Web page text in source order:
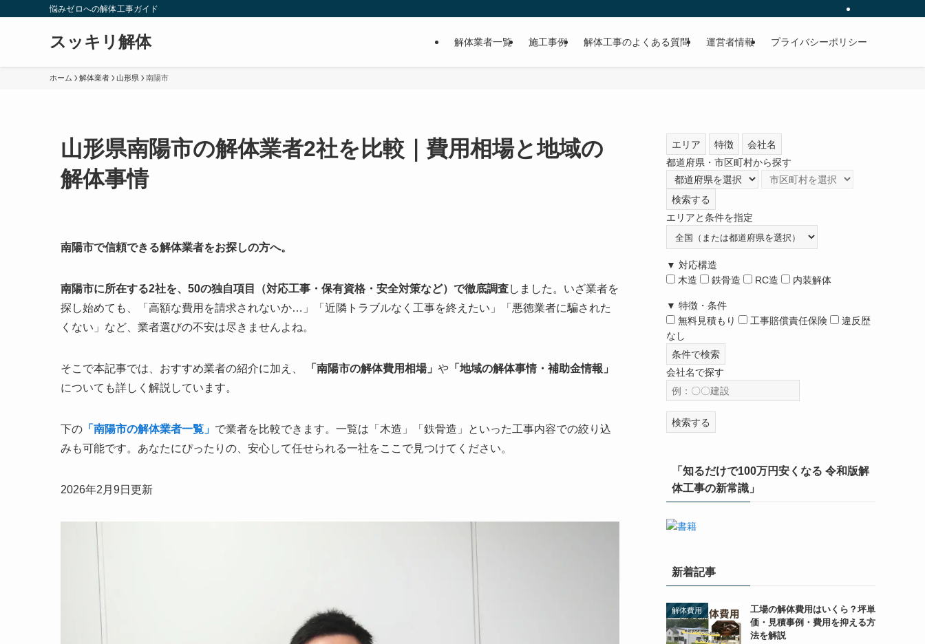
悩みゼロへの解体工事ガイド
スッキリ解体 解体業者一覧 施工事例 解体工事のよくある質問 運営者情報 プライバシーポリシー
ホーム 解体業者 山形県 南陽市
山形県南陽市の解体業者2社を比較｜費用相場と地域の
解体事情
南陽市で信頼できる解体業者をお探しの方へ。
南陽市に所在する2社を、50の独自項目（対応工事・保有資格・安全対策など）で徹底調査しました。いざ業者を
探し始めても、「高額な費用を請求されないか…」「近隣トラブルなく工事を終えたい」「悪徳業者に騙された
くない」など、業者選びの不安は尽きませんよね。
そこで本記事では、おすすめ業者の紹介に加え、 「南陽市の解体費用相場」 や 「地域の解体事情・補助金情報」
についても詳しく解説しています。
下の 「南陽市の解体業者一覧」 で業者を比較できます。一覧は「木造」「鉄骨造」といった工事内容での絞り込
みも可能です。あなたにぴったりの、安心して任せられる一社をここで見つけてください。
2026年2月9日更新
エリア 特徴
会社名
都道府県・市区町村から探す
検索する
エリアと条件を指定
▼ 対応構造
木造
鉄骨造 RC造 内装解体
▼ 特徴・条件
無料見積もり
工事賠償責任保険
違反歴
なし
条件で検索
会社名で探す
検索する
「知るだけで100万円安くなる 令和版解
体工事の新常識」
新着記事
解体費用
工場の解体費用はいくら？坪単
価・見積事例・費用を抑える方
法を解説